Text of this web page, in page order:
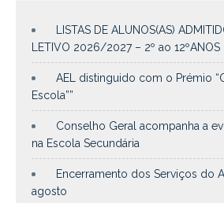
LISTAS DE ALUNOS(AS)
LETIVO 2026/2027 – 2º ao 12ºANOS
AEL distinguido com o Prémio
Escola””
Conselho Geral acompanha a
na Escola Secundária
Encerramento dos Serviços do
agosto